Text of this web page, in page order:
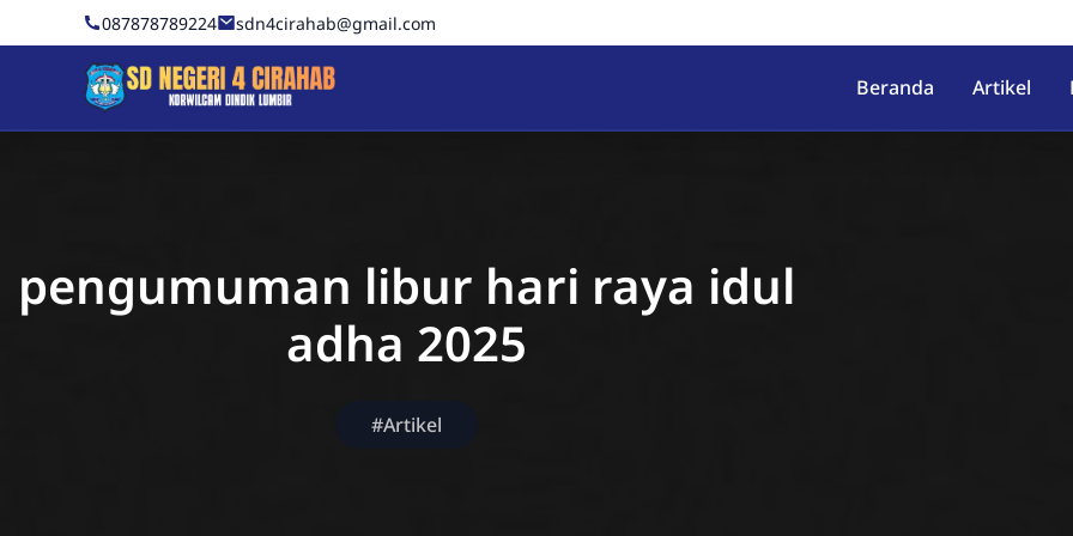
Skip to Content087878789224 sdn4cirahab@gmail.com
Sekolah Dasar Negeri 4 Cirahab, Kec. Lumbir, Kab.
Beranda Artikel
pengumuman libur hari raya idul
adha 2025
#Artikel